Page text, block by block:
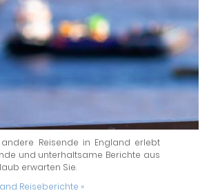
andere Reisende in England erlebt
und unterhaltsame Berichte aus
erwarten Sie.
Reiseberichte »